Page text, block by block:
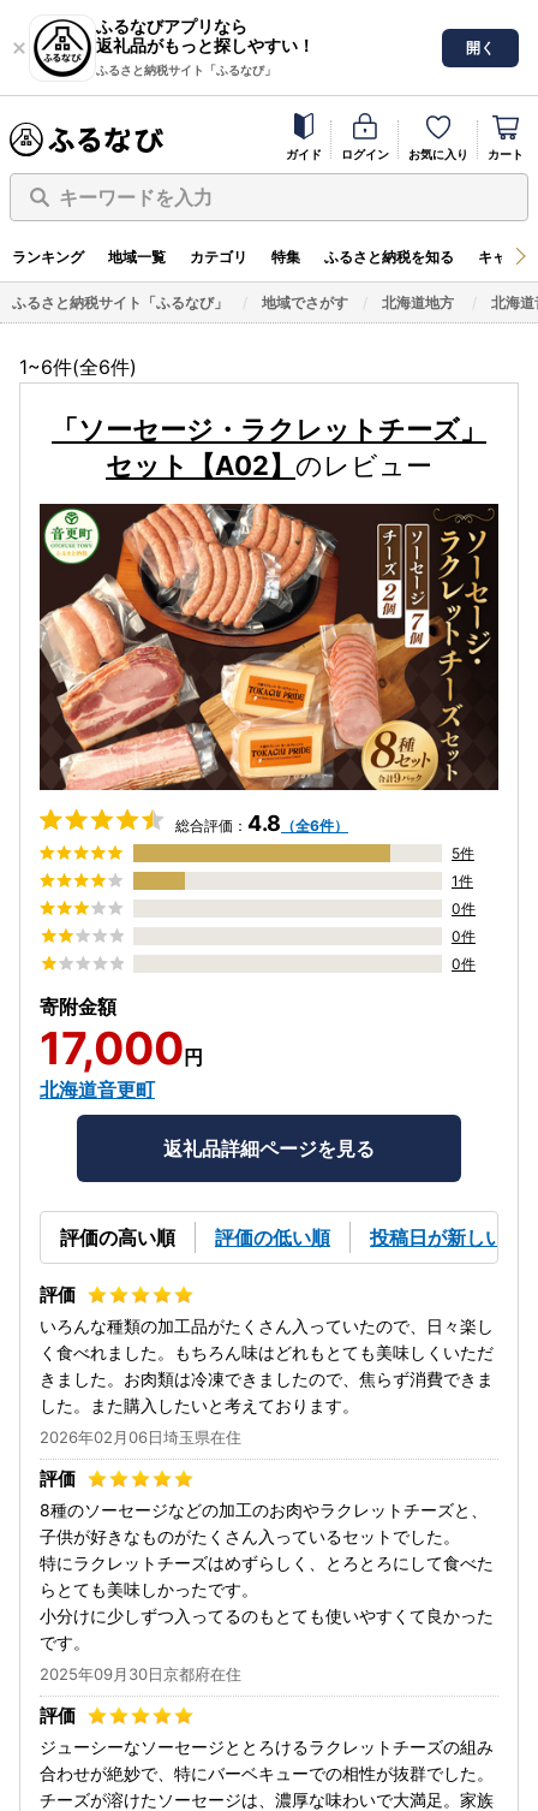
ふるなびアプリなら
返礼品がもっと探しやすい！
ふるさと納税サイト「ふるなび」
開く
ガイド ログイン お気に入り カート
キーワードを入力
ランキング 地域一覧 カテゴリ 特集 ふるさと納税を知る キャン
ふるさと納税サイト「ふるなび」 地域でさがす 北海道地方 北海道
1~6件(全6件)
「ソーセージ・ラクレットチーズ」
セット【A02】 のレビュー
総合評価： 4.8 （全6件）
5件
1件
0件
0件
0件
寄附金額
17,000円
北海道音更町
返礼品詳細ページを見る
評価の高い順 評価の低い順 投稿日が新しい順
いろんな種類の加工品がたくさん入っていたので、日々楽し
く食べれました。もちろん味はどれもとても美味しくいただ
きました。お肉類は冷凍できましたので、焦らず消費できま
した。また購入したいと考えております。
2026年02月06日埼玉県在住
8種のソーセージなどの加工のお肉やラクレットチーズと、
子供が好きなものがたくさん入っているセットでした。
特にラクレットチーズはめずらしく、とろとろにして食べた
らとても美味しかったです。
小分けに少しずつ入ってるのもとても使いやすくて良かった
です。
2025年09月30日京都府在住
ジューシーなソーセージととろけるラクレットチーズの組み
合わせが絶妙で、特にバーベキューでの相性が抜群でした。
チーズが溶けたソーセージは、濃厚な味わいで大満足。家族